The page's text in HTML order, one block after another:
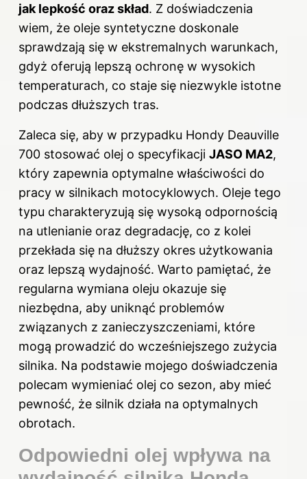
jak lepkość oraz skład. Z doświadczenia
wiem, że oleje syntetyczne doskonale
sprawdzają się w ekstremalnych warunkach,
gdyż oferują lepszą ochronę w wysokich
temperaturach, co staje się niezwykle istotne
podczas dłuższych tras.
Zaleca się, aby w przypadku Hondy Deauville
700 stosować olej o specyfikacji JASO MA2,
który zapewnia optymalne właściwości do
pracy w silnikach motocyklowych. Oleje tego
typu charakteryzują się wysoką odpornością
na utlenianie oraz degradację, co z kolei
przekłada się na dłuższy okres użytkowania
oraz lepszą wydajność. Warto pamiętać, że
regularna wymiana oleju okazuje się
niezbędna, aby uniknąć problemów
związanych z zanieczyszczeniami, które
mogą prowadzić do wcześniejszego zużycia
silnika. Na podstawie mojego doświadczenia
polecam wymieniać olej co sezon, aby mieć
pewność, że silnik działa na optymalnych
obrotach.
Odpowiedni olej wpływa na